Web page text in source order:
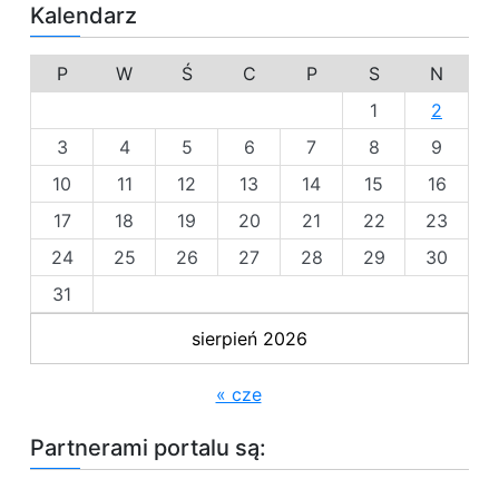
a
ł
o
ś
i
.
y
s
t
e
p
r
o
g
r
e
s
i
i
w
a
p
o
w
i
s
a
c
Kalendarz
sierpień 2026
P W Ś C P S
N
1
2
3
4 5 6 7 8
9
10
11 12 13 14 15
16
17
18 19 20 21 22
23
24
25 26 27 28 29
30
31
« cze
Partnerami portalu są: